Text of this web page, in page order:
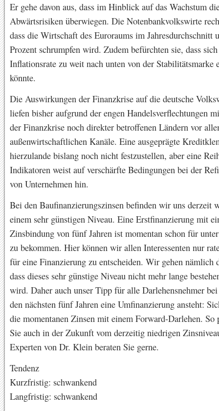
Er gehe davon aus, dass im Hinblick auf das Wachstum
Abwärtsrisiken überwiegen. Die Notenbankvolkswirte
dass die Wirtschaft des Euroraums im Jahresdurchschnitt
Prozent schrumpfen wird. Zudem befürchten sie, dass
Inflationsrate zu weit nach unten von der Stabilitätsmarke
könnte.
Die Auswirkungen der Finanzkrise auf die deutsche
liefen bisher aufgrund der engen Handelsverflechtungen
der Finanzkrise noch direkter betroffenen Ländern vor
außenwirtschaftlichen Kanäle. Eine ausgeprägte
hierzulande bislang noch nicht festzustellen, aber eine
Indikatoren weist auf verschärfte Bedingungen bei der
von Unternehmen hin.
Bei den Baufinanzierungszinsen befinden wir uns derzeit
einem sehr günstigen Niveau. Eine Erstfinanzierung mit
Zinsbindung von fünf Jahren ist momentan schon für
zu bekommen. Hier können wir allen Interessenten nur
für eine Finanzierung zu entscheiden. Wir gehen nämlich
dass dieses sehr günstige Niveau nicht mehr lange
wird. Daher auch unser Tipp für alle Darlehensnehmer
den nächsten fünf Jahren eine Umfinanzierung ansteht:
die momentanen Zinsen mit einem Forward-Darlehen. So
Sie auch in der Zukunft vom derzeitig niedrigen
Experten von Dr. Klein beraten Sie gerne.
Tendenz
Kurzfristig: schwankend
Langfristig: schwankend